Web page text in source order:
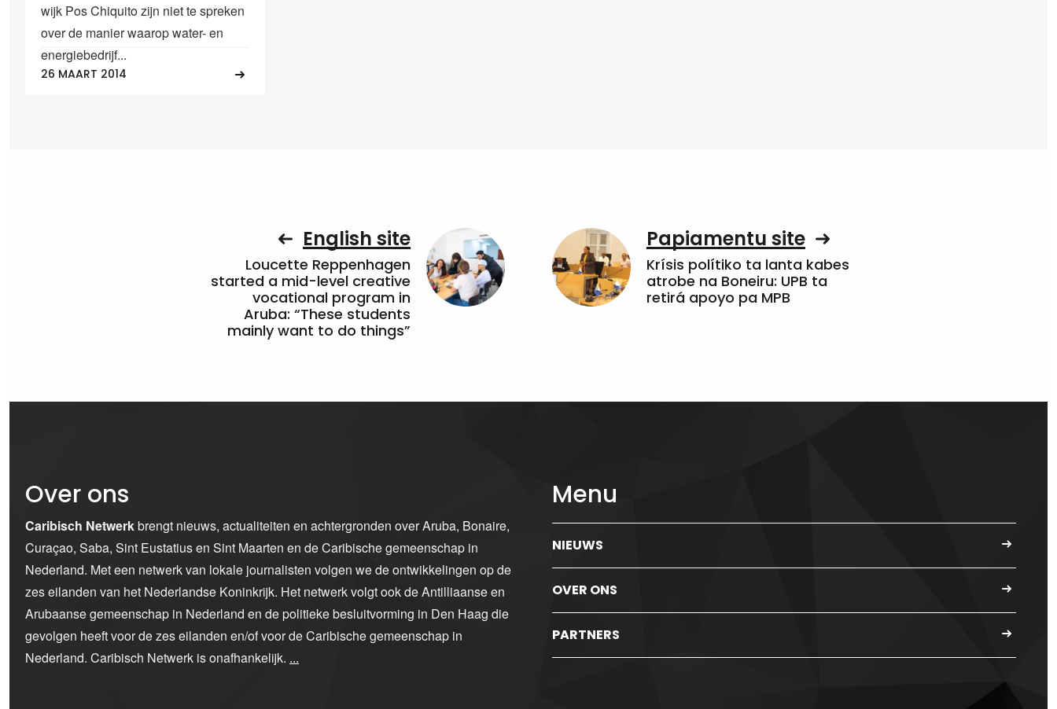
wijk Pos Chiquito zijn niet te spreken
over de manier waarop water- en
energiebedrijf...
26 MAART 2014
English site
Loucette Reppenhagen
started a mid-level creative
vocational program in
Aruba: “These students
mainly want to do things”
Papiamentu site
Krísis polítiko ta lanta kabes
atrobe na Boneiru: UPB ta
retirá apoyo pa MPB
Over ons
Caribisch Netwerkbrengt nieuws, actualiteiten en achtergronden over Aruba, Bonaire,
Curaçao, Saba, Sint Eustatius en Sint Maarten en de Caribische gemeenschap in
Nederland. Met een netwerk van lokale journalisten volgen we de ontwikkelingen op de
zes eilanden van het Nederlandse Koninkrijk. Het netwerk volgt ook de Antilliaanse en
Arubaanse gemeenschap in Nederland en de politieke besluitvorming in Den Haag die
gevolgen heeft voor de zes eilanden en/of voor de Caribische gemeenschap in
Nederland. Caribisch Netwerk is onafhankelijk. ...
Menu
NIEUWS
OVER ONS
PARTNERS